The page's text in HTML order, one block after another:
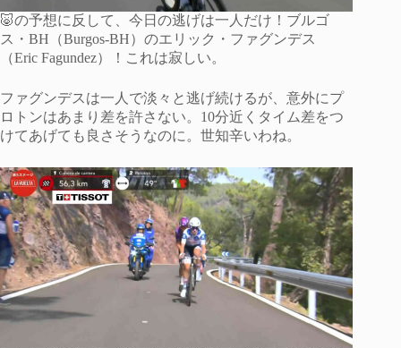
🐷の予想に反して、今日の逃げは一人だけ！ブルゴ
ス・BH（Burgos-BH）のエリック・ファグンデス
（Eric Fagundez）！これは寂しい。
ファグンデスは一人で淡々と逃げ続けるが、意外にプ
ロトンはあまり差を許さない。10分近くタイム差をつ
けてあげても良さそうなのに。世知辛いわね。